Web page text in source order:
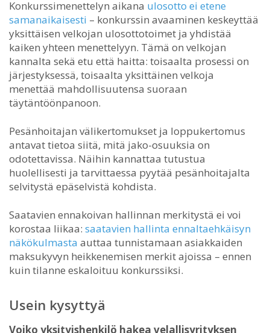
Konkurssimenettelyn aikana ulosotto ei etene
samanaikaisesti – konkurssin avaaminen keskeyttää
yksittäisen velkojan ulosottotoimet ja yhdistää
kaiken yhteen menettelyyn. Tämä on velkojan
kannalta sekä etu että haitta: toisaalta prosessi on
järjestyksessä, toisaalta yksittäinen velkoja
menettää mahdollisuutensa suoraan
täytäntöönpanoon.
Pesänhoitajan välikertomukset ja loppukertomus
antavat tietoa siitä, mitä jako-osuuksia on
odotettavissa. Näihin kannattaa tutustua
huolellisesti ja tarvittaessa pyytää pesänhoitajalta
selvitystä epäselvistä kohdista.
Saatavien ennakoivan hallinnan merkitystä ei voi
korostaa liikaa: saatavien hallinta ennaltaehkäisyn
näkökulmasta auttaa tunnistamaan asiakkaiden
maksukyvyn heikkenemisen merkit ajoissa – ennen
kuin tilanne eskaloituu konkurssiksi.
Usein kysyttyä
Voiko yksityishenkilö hakea velallisyrityksen